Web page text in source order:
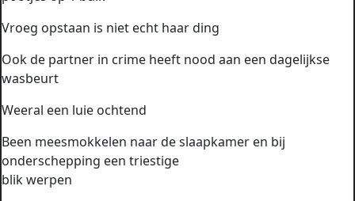
Vroeg opstaan is niet echt haar ding
Ook de partner in crime heeft nood aan een dagelijkse
wasbeurt
Weeral een luie ochtend
Been meesmokkelen naar de slaapkamer en bij
onderschepping een triestige
blik werpen